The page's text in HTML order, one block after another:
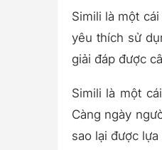
Simili là một
yêu thích sử
giải đáp được
Simili là một
Càng ngày
sao lại được